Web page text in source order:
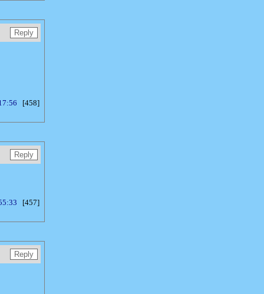
[458]
[457]